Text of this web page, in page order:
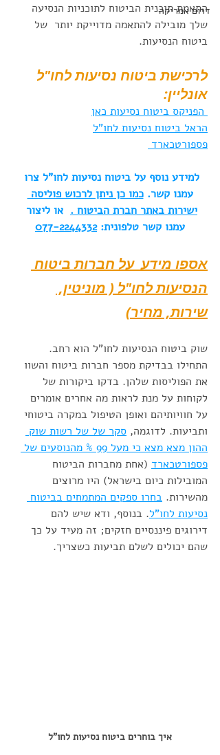
דרום אמריקה
התאמת תוכנית הביטוח לתוכניות הנסיעה
שלך מובילה להתאמה מדוייקת יותר  של
ביטוח הנסיעות.
לרכישת ביטוח נסיעות לחו"ל
אונליין:
הפניקס ביטוח נסיעות כאן
הראל ביטוח נסיעות לחו"ל
פספורטכארד
למידע נוסף על ביטוח נסיעות לחו"ל צרו
עמנו קשר. כמו כן ניתן לרכוש פוליסה
ישירות באתר חברת הביטוח . או ליצור
עמנו קשר טלפונית: 077-2244332
אספו מידע  על חברות ביטוח
הנסיעות לחו"ל ( מוניטין,
שירות, מחיר)
שוק ביטוח הנסיעות לחו"ל הוא רחב.
התחילו בבדיקת מספר חברות ביטוח והשוו
את הפוליסות שלהן. בדקו ביקורות של
לקוחות על מנת לראות מה אחרים אומרים
על חוויותיהם ואופן הטיפול במקרה ביטוחי
ותביעות. לדוגמה, סקר של של רשות שוק
ההון מצא מצא כי מעל 99 % מהנוסעים של
פספורטכארד (אחת מחברות הביטוח
המובילות כיום בישראל) היו מרוצים
מהשירות. בחרו ספקים המתמחים בביטוח
נסיעות לחו"ל. בנוסף, ודא שיש להם
דירוגים פיננסיים חזקים; זה מעיד על כך
שהם יכולים לשלם תביעות כשצריך.
איך בוחרים ביטוח נסיעות לחו"ל